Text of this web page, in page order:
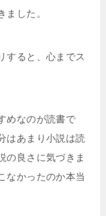
ました。
すると、心までス
めなのが読書で
はあまり小説は読
の良さに気づきま
なかったのか本当